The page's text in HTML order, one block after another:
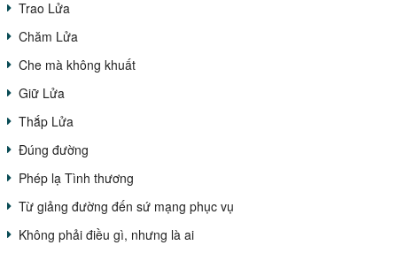
Trao Lửa
Chăm Lửa
Che mà không khuất
Giữ Lửa
Thắp Lửa
Đúng đường
Phép lạ Tình thương
Từ giảng đường đến sứ mạng phục vụ
Không phải điều gì, nhưng là ai